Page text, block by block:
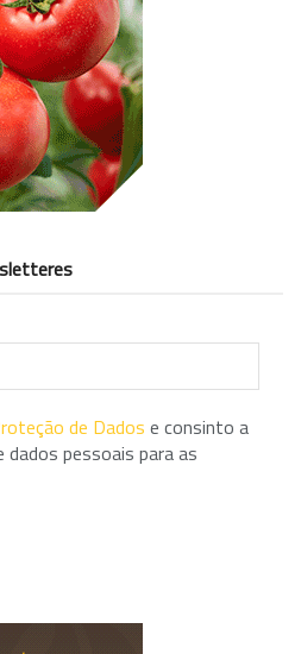
de Dados e consinto a
pessoais para as